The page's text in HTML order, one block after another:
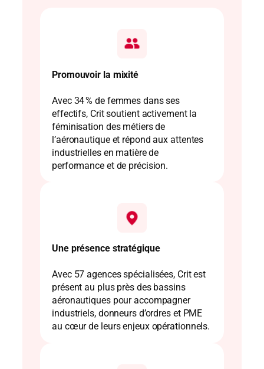
Promouvoir la mixité
Avec 34 % de femmes dans ses
effectifs, Crit soutient activement la
féminisation des métiers de
l’aéronautique et répond aux attentes
industrielles en matière de
performance et de précision.
Une présence stratégique
Avec 57 agences spécialisées, Crit est
présent au plus près des bassins
aéronautiques pour accompagner
industriels, donneurs d’ordres et PME
au cœur de leurs enjeux opérationnels.